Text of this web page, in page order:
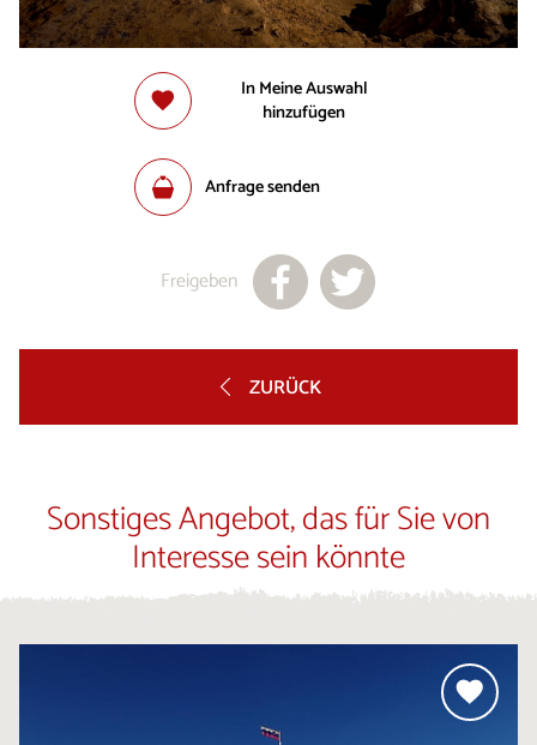
In Meine Auswahl
hinzufügen
Anfrage senden
Freigeben
ZURÜCK
Sonstiges Angebot, das für Sie von
Interesse sein könnte